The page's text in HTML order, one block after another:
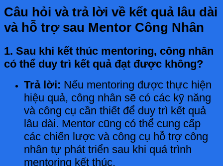
Câu hỏi và trả lời về kết quả lâu dài
và hỗ trợ sau Mentor Công Nhân
1. Sau khi kết thúc mentoring, công nhân
có thể duy trì kết quả đạt được không?
Trả lời: Nếu mentoring được thực hiện
hiệu quả, công nhân sẽ có các kỹ năng
và công cụ cần thiết để duy trì kết quả
lâu dài. Mentor cũng có thể cung cấp
các chiến lược và công cụ hỗ trợ công
nhân tự phát triển sau khi quá trình
mentoring kết thúc.